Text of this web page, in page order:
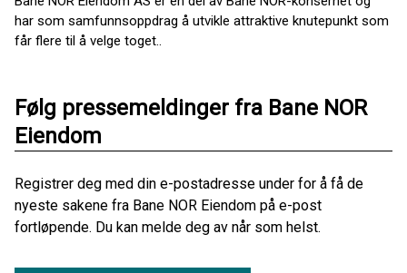
har som samfunnsoppdrag å utvikle attraktive knutepunkt som
får flere til å velge toget..
Følg pressemeldinger fra Bane NOR
Eiendom
Registrer deg med din e-postadresse under for å få de
nyeste sakene fra Bane NOR Eiendom på e-post
fortløpende. Du kan melde deg av når som helst.